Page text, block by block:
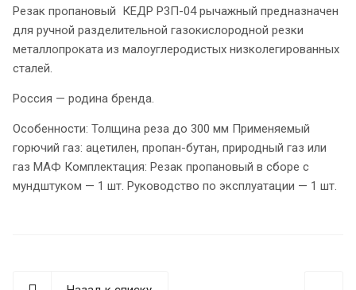
Резак пропановый КЕДР Р3П-04 рычажный предназначен
для ручной разделительной газокислородной резки
металлопроката из малоуглеродистых низколегированных
сталей.
Россия — родина бренда.
Особенности: Толщина реза до 300 мм Применяемый
горючий газ: ацетилен, пропан-бутан, природный газ или
газ МАФ Комплектация: Резак пропановый в сборе с
мундштуком — 1 шт. Руководство по эксплуатации — 1 шт.